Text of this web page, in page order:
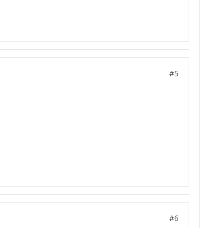
#5
#6